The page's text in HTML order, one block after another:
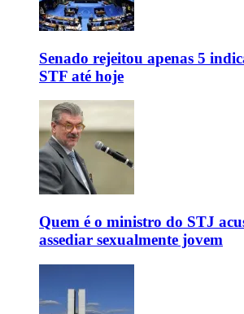
Senado rejeitou apenas 5
STF até hoje
Quem é o ministro do STJ
assediar sexualmente jovem